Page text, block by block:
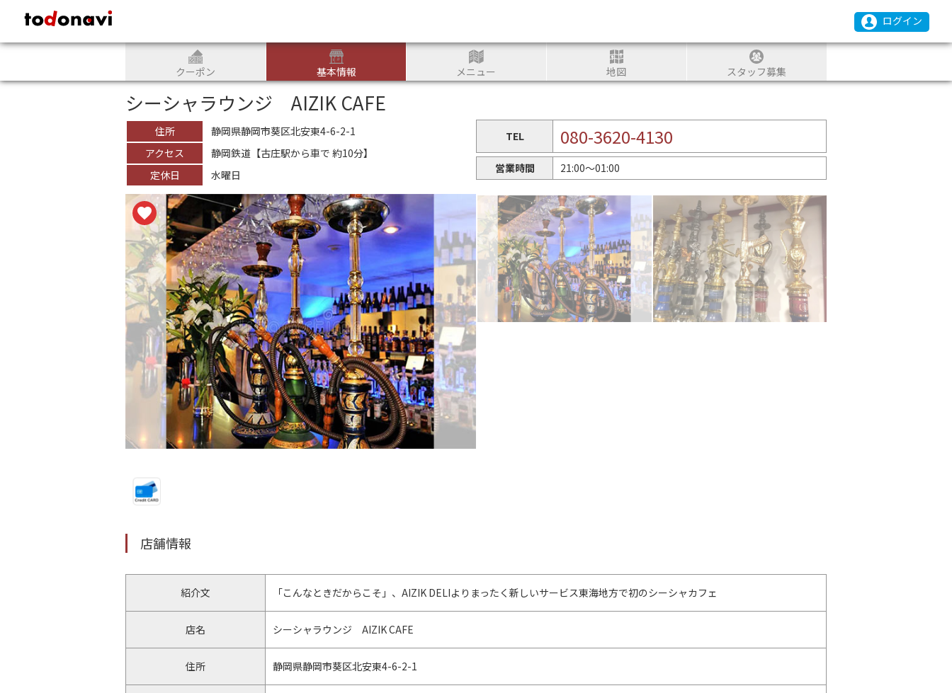
todonavi - 鹿児島のクーポンサイト、様々なジャンルのクーポンが見つかる ログイン
クーポン 基本情報 メニュー 地図 スタッフ募集
シーシャラウンジ AIZIK CAFE
住所
静岡県静岡市葵区北安東4-6-2-1
アクセス
静岡鉄道【古庄駅から車で 約10分】
定休日
水曜日
TEL 080-3620-4130
営業時間 21:00〜01:00
店舗情報
紹介文 「こんなときだからこそ」、AIZIK DELIよりまったく新しいサービス東海地方で初のシーシャカフェ
店名 シーシャラウンジ AIZIK CAFE
住所 静岡県静岡市葵区北安東4-6-2-1